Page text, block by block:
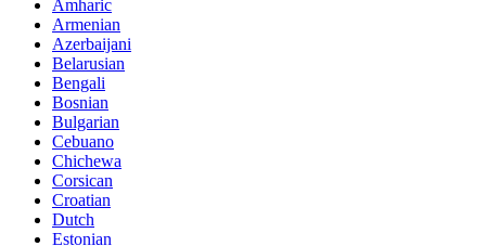
Amharic
Armenian
Azerbaijani
Belarusian
Bengali
Bosnian
Bulgarian
Cebuano
Chichewa
Corsican
Croatian
Dutch
Estonian